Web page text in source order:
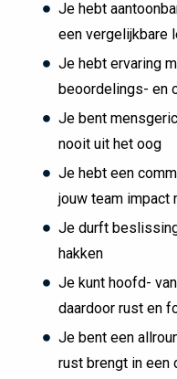
Je hebt
een vergelijkbare
Je hebt ervaring
beoordelings- en
Je bent
nooit uit het oog
Je hebt een
jouw team impact
Je durft
hakken
Je kunt hoofd-
daardoor rust en
Je bent een
rust brengt in een